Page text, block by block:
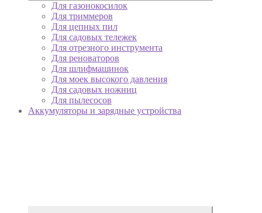
Для газонокосилок
Для триммеров
Для цепных пил
Для садовых тележек
Для отрезного инструмента
Для реноваторов
Для шлифмашинок
Для моек высокого давления
Для садовых ножниц
Для пылесосов
Аккумуляторы и зарядные устройства